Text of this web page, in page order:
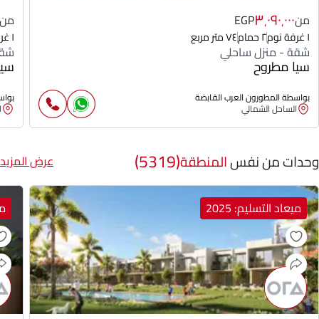
من٣٬٠٩٠٬٠٠٠EGP
١ غرفة نوم ٢ حمام ٧٤ متر مربع
شقة - منزل ساحلي
سيا مطروح
بواسطة المطورون العرب القابضة
الساحل الشمالي
من
١ غرفة نوم
وحدات من نفسالمنطقة(5319) عرض المزيد
ميعاد التسليم: 2025